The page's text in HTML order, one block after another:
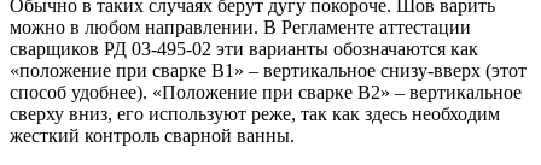
Обычно в таких случаях берут дугу покороче. Шов варить
можно в любом направлении. В Регламенте аттестации
сварщиков РД 03-495-02 эти варианты обозначаются как
«положение при сварке В1» – вертикальное снизу-вверх (этот
способ удобнее). «Положение при сварке В2» – вертикальное
сверху вниз, его используют реже, так как здесь необходим
жесткий контроль сварной ванны.